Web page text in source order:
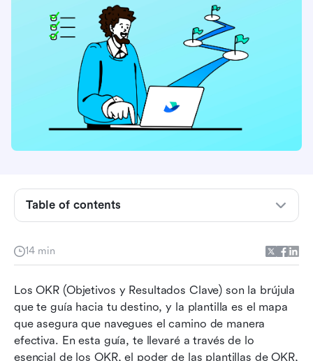
14 min
Los OKR (Objetivos y Resultados Clave) son la brújula
que te guía hacia tu destino, y la plantilla es el mapa
que asegura que navegues el camino de manera
efectiva. En esta guía, te llevaré a través de lo
esencial de los OKR, el poder de las plantillas de OKR,
Table of contents
¿Qué es OKR?
¿Por qué necesitas una plantilla de OKR?
Una lista seleccionada de más de 10 plantillas
Plantillas básicas de hojas de cálculo
Plantillas de documentos
Plantillas específicas para el equipo